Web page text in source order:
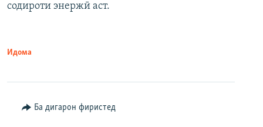
содироти энержӣ аст.
Идома
Ба дигарон фиристед